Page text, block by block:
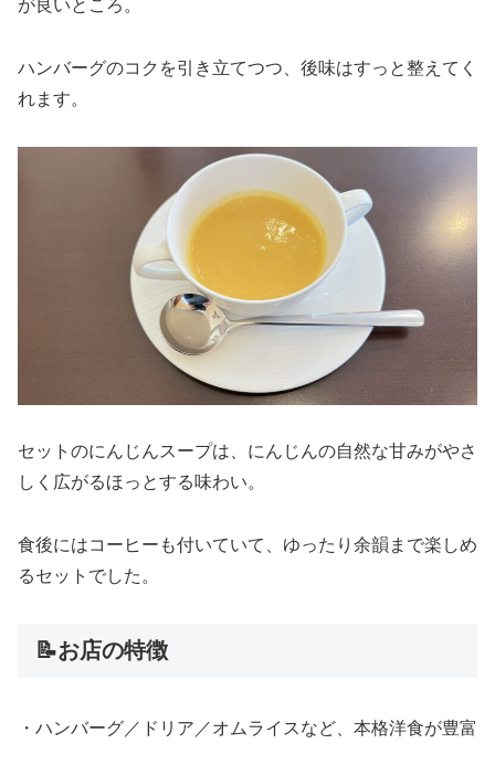
が良いところ。
ハンバーグのコクを引き立てつつ、後味はすっと整えてく
れます。
セットのにんじんスープは、にんじんの自然な甘みがやさ
しく広がるほっとする味わい。
食後にはコーヒーも付いていて、ゆったり余韻まで楽しめ
るセットでした。
📝お店の特徴
・ハンバーグ／ドリア／オムライスなど、本格洋食が豊富